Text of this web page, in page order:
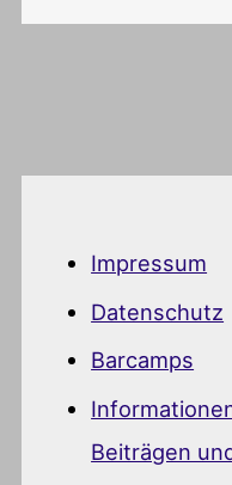
Impressum
Datenschutz
Barcamps
Beiträgen